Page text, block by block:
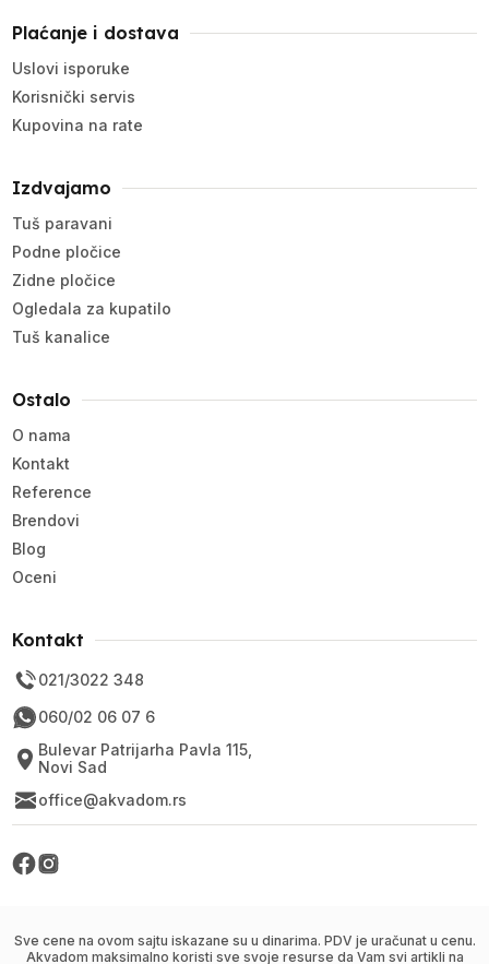
Plaćanje i dostava
Uslovi isporuke
Korisnički servis
Kupovina na rate
Izdvajamo
Tuš paravani
Podne pločice
Zidne pločice
Ogledala za kupatilo
Tuš kanalice
Ostalo
O nama
Kontakt
Reference
Brendovi
Blog
Oceni
Kontakt
021/3022 348
060/02 06 07 6
Bulevar Patrijarha Pavla 115,
Novi Sad
office@akvadom.rs
Sve cene na ovom sajtu iskazane su u dinarima. PDV je uračunat u cenu.
Akvadom maksimalno koristi sve svoje resurse da Vam svi artikli na